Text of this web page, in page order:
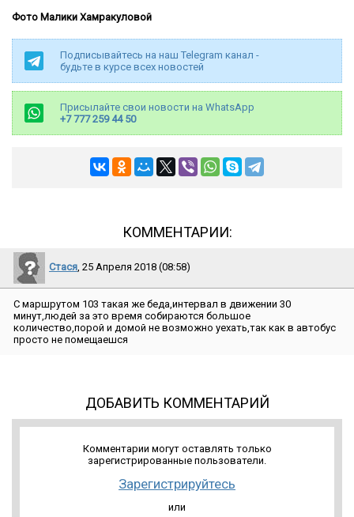
Фото Малики Хамракуловой
Подписывайтесь на наш Telegram канал -
будьте в курсе всех новостей
Присылайте свои новости на WhatsApp
+7 777 259 44 50
КОММЕНТАРИИ:
Стася, 25 Апреля 2018 (08:58)
С маршрутом 103 такая же беда,интервал в движении 30
минут,людей за это время собираются большое
количество,порой и домой не возможно уехать,так как в автобус
просто не помещаешся
ДОБАВИТЬ КОММЕНТАРИЙ
Комментарии могут оставлять только
зарегистрированные пользователи.
Зарегистрируйтесь
или